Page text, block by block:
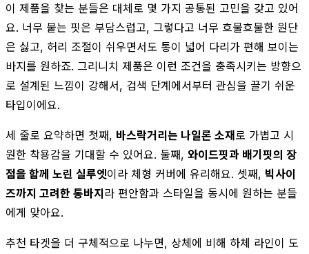
이 제품을 찾는 분들은 대체로 몇 가지 공통된 고민을 갖고 있어
요. 너무 붙는 핏은 부담스럽고, 그렇다고 너무 흐물흐물한 원단
은 싫고, 허리 조절이 쉬우면서도 통이 넓어 다리가 편해 보이는
바지를 원하죠. 그리니치 제품은 이런 조건을 충족시키는 방향으
로 설계된 느낌이 강해서, 검색 단계에서부터 관심을 끌기 쉬운
타입이에요.
세 줄로 요약하면 첫째, 바스락거리는 나일론 소재로 가볍고 시
원한 착용감을 기대할 수 있어요. 둘째, 와이드핏과 배기핏의 장
점을 함께 노린 실루엣이라 체형 커버에 유리해요. 셋째, 빅사이
즈까지 고려한 통바지라 편안함과 스타일을 동시에 원하는 분들
에게 맞아요.
추천 타겟을 더 구체적으로 나누면, 상체에 비해 하체 라인이 도